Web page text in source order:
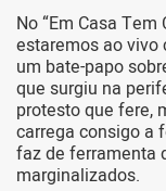
No “Em Casa
estaremos ao vivo
um bate-papo
que surgiu na
protesto que fere,
carrega consigo a
faz de ferramenta
marginalizados.